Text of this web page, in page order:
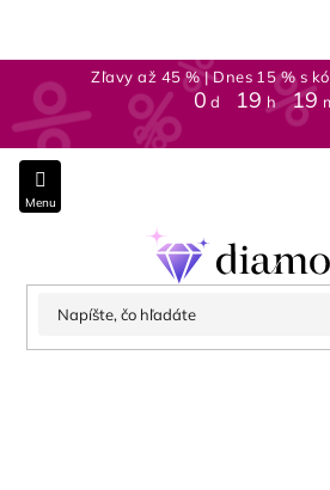
obsah
Zľavy až 45 % | Dnes 15 % s
0 d 19 h 19